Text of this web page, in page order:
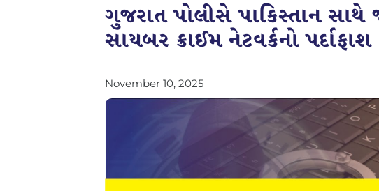
ગુજરાત પોલીસે પાકિસ્તાન સાથે
સાયબર ક્રાઈમ નેટવર્કનો
November 10, 2025